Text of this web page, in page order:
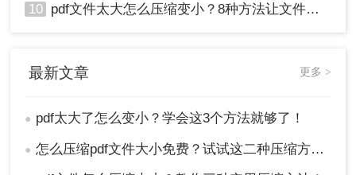
10 pdf文件太大怎么压缩变小？8种方法让文件轻松"瘦身"！
最新文章 更多 >
● pdf太大了怎么变小？学会这3个方法就够了！
● 怎么压缩pdf文件大小免费？试试这二种压缩方法！